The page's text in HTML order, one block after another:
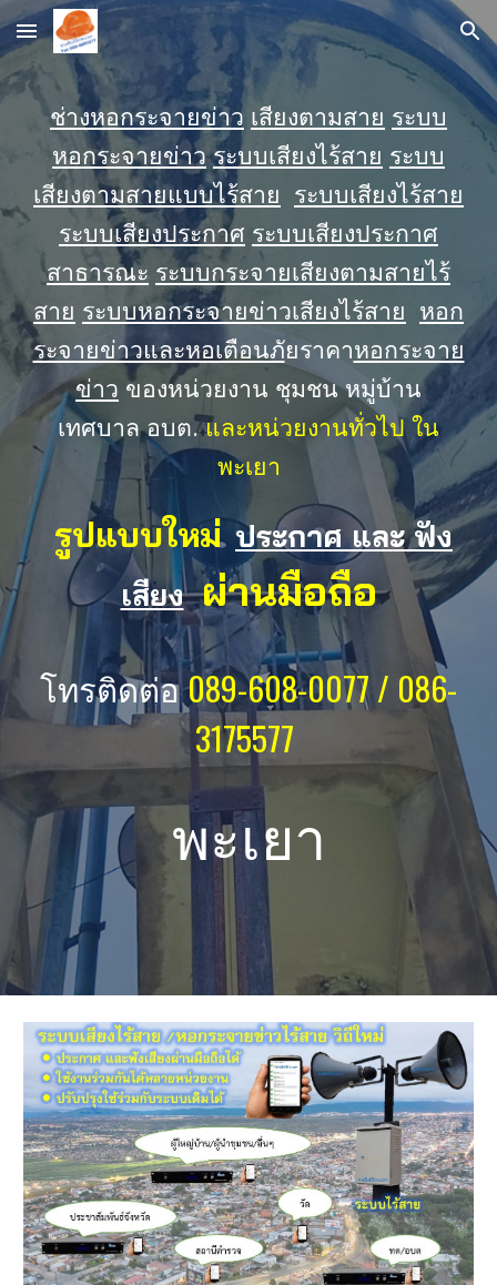
Skip to main content Skip to navigation
ช่างหอกระจายข่าว เสียงตามสาย ระบบ
หอกระจายข่าว ระบบเสียงไร้สาย ระบบ
เสียงตามสายแบบไร้สาย ระบบเสียงไร้สาย
ระบบเสียงประกาศ ระบบเสียงประกาศ
สาธารณะ ระบบกระจายเสียงตามสายไร้
สาย ระบบหอกระจายข่าวเสียงไร้สาย หอก
ระจายข่าวและหอเตือนภัยราคาหอกระจาย
ข่าว ของหน่วยงาน ชุมชน หมู่บ้าน
เทศบาล อบต.และหน่วยงานทั่วไป ใน
พะเยา
รูปแบบใหม่ ประกาศ และ ฟัง
เสียง ผ่านมือถือ
โทรติดต่อ089-608-0077 / 086-
3175577
พะเยา